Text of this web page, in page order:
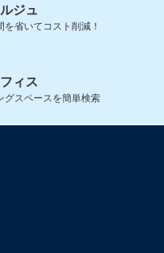
ジュ
省いてコスト削減！
ィス
グスペースを簡単検索